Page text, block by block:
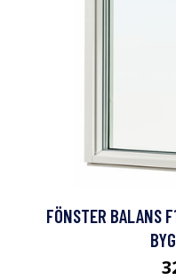
FÖNSTER BALANS